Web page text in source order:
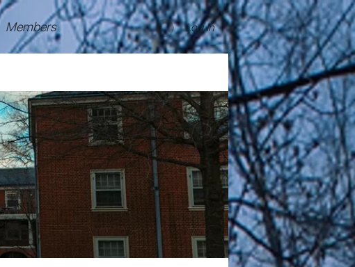
Members Log In